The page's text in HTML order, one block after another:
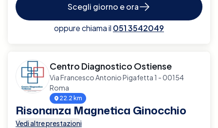
Scegli giorno e ora
oppure chiama il 051 3542049
Centro Diagnostico Ostiense
Via Francesco Antonio Pigafetta 1 - 00154
Roma
22.2 km
Risonanza Magnetica Ginocchio
Vedi altre prestazioni